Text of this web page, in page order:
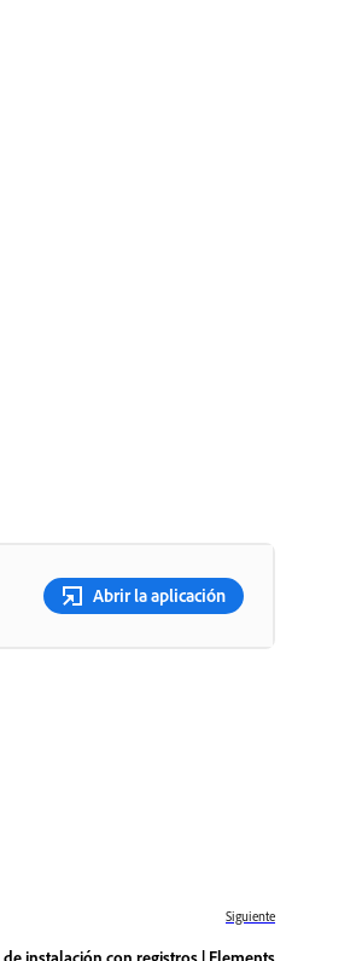
Abrir la aplicación
Siguiente
instalación con registros | Elements